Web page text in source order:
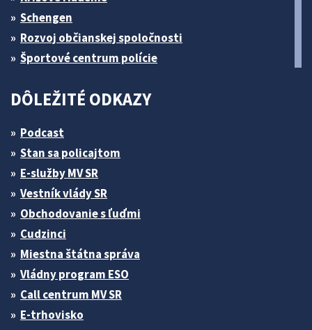
Schengen
Rozvoj občianskej spoločnosti
Športové centrum polície
DÔLEŽITÉ ODKAZY
Podcast
Stan sa policajtom
E-služby MV SR
Vestník vlády SR
Obchodovanie s ľuďmi
Cudzinci
Miestna štátna správa
Vládny program ESO
Call centrum MV SR
E-trhovisko